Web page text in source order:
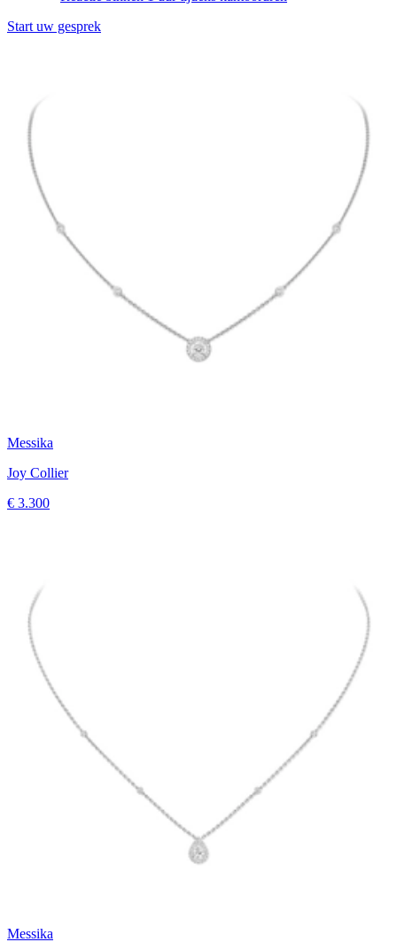
Start uw gesprek
Messika
Joy Collier
€ 3.300
Messika